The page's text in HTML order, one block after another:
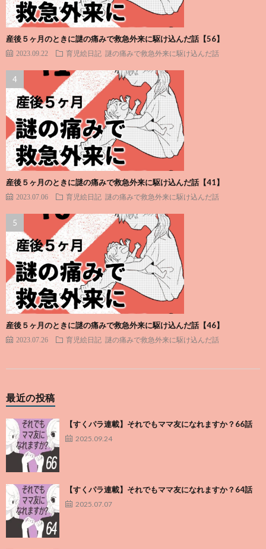
産後５ヶ月のときに謎の痛みで救急外来に駆け込んだ話【56】
2023.09.22 育児絵日記 謎の痛みで救急外来に駆け込んだ話
産後５ヶ月のときに謎の痛みで救急外来に駆け込んだ話【41】
2023.07.06 育児絵日記 謎の痛みで救急外来に駆け込んだ話
産後５ヶ月のときに謎の痛みで救急外来に駆け込んだ話【46】
2023.07.26 育児絵日記 謎の痛みで救急外来に駆け込んだ話
最近の投稿
【すくパラ連載】それでもママ友になれますか？66話
2025.09.24
【すくパラ連載】それでもママ友になれますか？64話
2025.07.07